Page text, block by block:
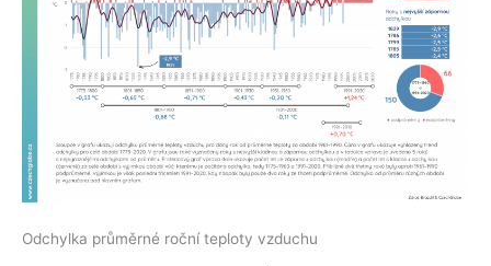
Odchylka průměrné roční teploty vzduchu